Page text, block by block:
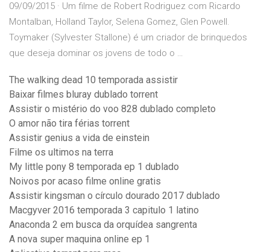
09/09/2015 · Um filme de Robert Rodriguez com Ricardo
Montalban, Holland Taylor, Selena Gomez, Glen Powell.
Toymaker (Sylvester Stallone) é um criador de brinquedos
que deseja dominar os jovens de todo o …
The walking dead 10 temporada assistir
Baixar filmes bluray dublado torrent
Assistir o mistério do voo 828 dublado completo
O amor não tira férias torrent
Assistir genius a vida de einstein
Filme os ultimos na terra
My little pony 8 temporada ep 1 dublado
Noivos por acaso filme online gratis
Assistir kingsman o círculo dourado 2017 dublado
Macgyver 2016 temporada 3 capitulo 1 latino
Anaconda 2 em busca da orquídea sangrenta
A nova super maquina online ep 1